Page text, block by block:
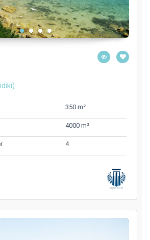
350 m²
4000 m²
4